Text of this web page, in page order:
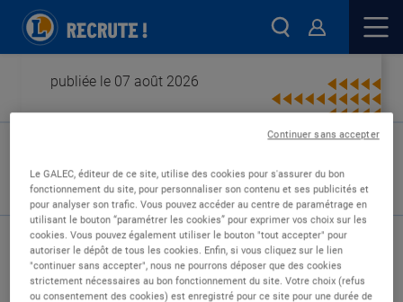
publiée le 07 août 2026
Type de contrat :
Expérience :
Études :
Le GALEC, éditeur de ce site, utilise des cookies pour s'assurer du bon
fonctionnement du site, pour personnaliser son contenu et ses publicités et
pour analyser son trafic. Vous pouvez accéder au centre de paramétrage en
utilisant le bouton “paramétrer les cookies” pour exprimer vos choix sur les
cookies. Vous pouvez également utiliser le bouton "tout accepter" pour
autoriser le dépôt de tous les cookies. Enfin, si vous cliquez sur le lien
"continuer sans accepter", nous ne pourrons déposer que des cookies
strictement nécessaires au bon fonctionnement du site. Votre choix (refus
ou consentement des cookies) est enregistré pour ce site pour une durée de
Continuer sans accepter